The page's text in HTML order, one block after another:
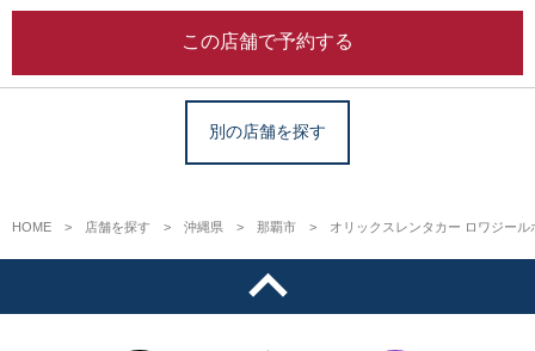
この店舗で予約する
別の店舗を探す
HOME 店舗を探す 沖縄県 那覇市 オリックスレンタカー ロワジール